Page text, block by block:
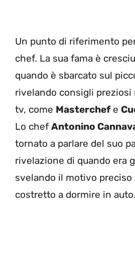
Un punto di riferimento
chef. La sua fama è
quando è sbarcato sul
rivelando consigli preziosi
tv, come Masterchefe
Lo chefAntonino
tornato a parlare del suo
rivelazione di quando era
svelando il motivo preciso
costretto a dormire in auto.